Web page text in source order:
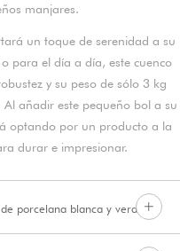
manjares.
un toque de serenidad a su
para el día a día, este cuenco
y su peso de sólo 3 kg
añadir este pequeño bol a su
optando por un producto a la
durar e impresionar.
porcelana blanca y verde